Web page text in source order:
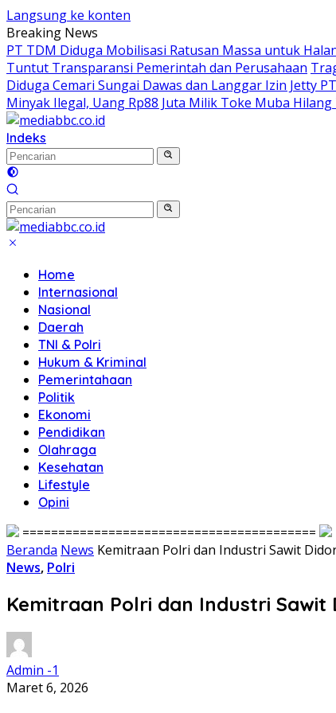
Langsung ke konten
Breaking News
PT TDM Diduga Mobilisasi Ratusan Massa untuk
Tuntut Transparansi Pemerintah dan Perusahaan
Diduga Cemari Sungai Dawas dan Langgar Izin Jetty
Minyak Ilegal, Uang Rp88 Juta Milik Toke Muba Hilang
Indeks
Home
Internasional
Nasional
Daerah
TNI & Polri
Hukum & Kriminal
Pemerintahaan
Politik
Ekonomi
Pendidikan
Olahraga
Kesehatan
Lifestyle
Opini
=========================================
Beranda News Kemitraan Polri dan Industri Sawit
News, Polri
Kemitraan Polri dan Industri
Admin -1
Maret 6, 2026